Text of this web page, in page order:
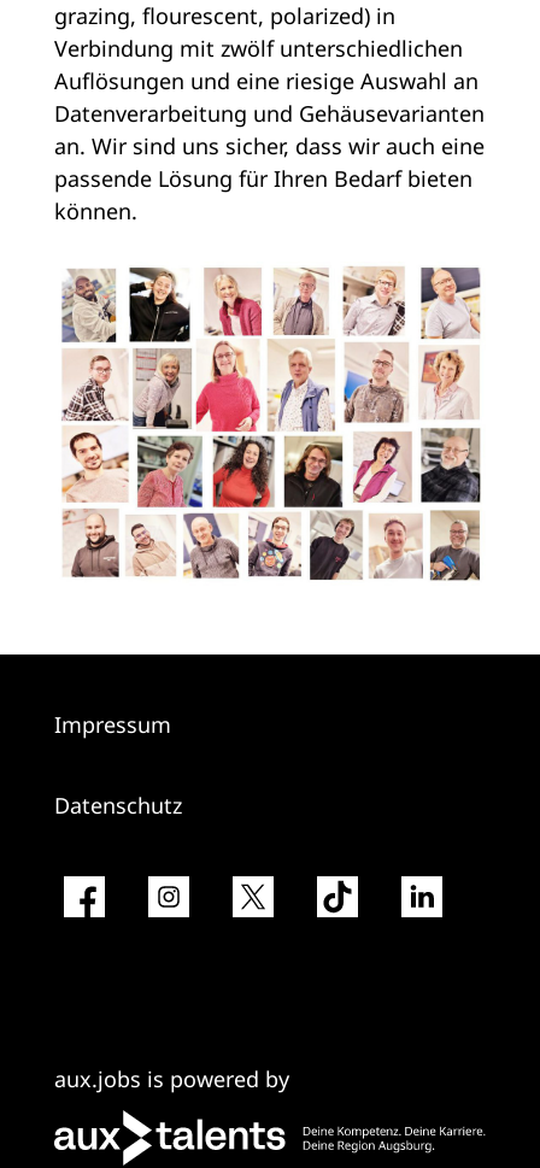
grazing, flourescent, polarized) in
Verbindung mit zwölf unterschiedlichen
Auflösungen und eine riesige Auswahl an
Datenverarbeitung und Gehäusevarianten
an. Wir sind uns sicher, dass wir auch eine
passende Lösung für Ihren Bedarf bieten
können.
Impressum
Datenschutz
aux.jobs is powered by